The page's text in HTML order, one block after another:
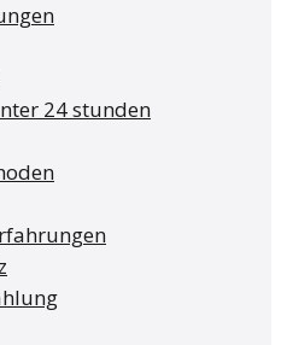
24 stunden